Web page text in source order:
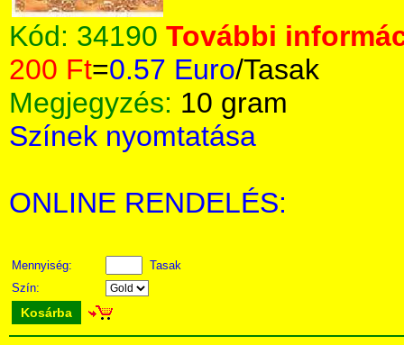
Kód: 34190 További
200 Ft=0.57 Euro/Tasak
Megjegyzés: 10 gram
Színek nyomtatása
ONLINE RENDELÉS:
Mennyiség:
Tasak
Szín:
Kosárba